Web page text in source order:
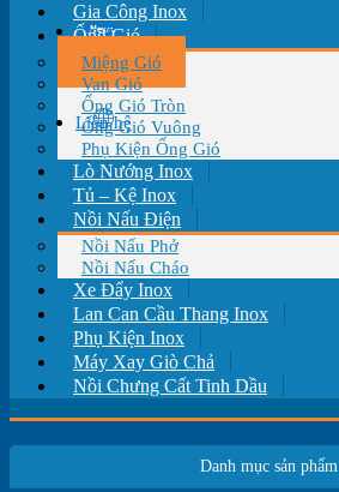
Tin tức
Liên hệ
Gia Công Inox
Ống Gió
Miệng Gió
Van Gió
Ống Gió Tròn
Ống Gió Vuông
Phụ Kiện Ống Gió
Lò Nướng Inox
Tủ – Kệ Inox
Nồi Nấu Điện
Nồi Nấu Phở
Nồi Nấu Cháo
Xe Đẩy Inox
Lan Can Cầu Thang Inox
Phụ Kiện Inox
Máy Xay Giò Chả
Nồi Chưng Cất Tinh Dầu
Danh mục sản phẩm